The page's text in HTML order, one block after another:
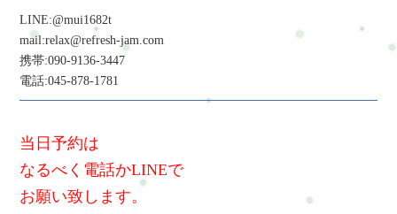
LINE:@mui1682t
mail:relax@refresh-jam.com
携帯:090-9136-3447
電話:045-878-1781
当日予約は
なるべく電話かLINEで
お願い致します。